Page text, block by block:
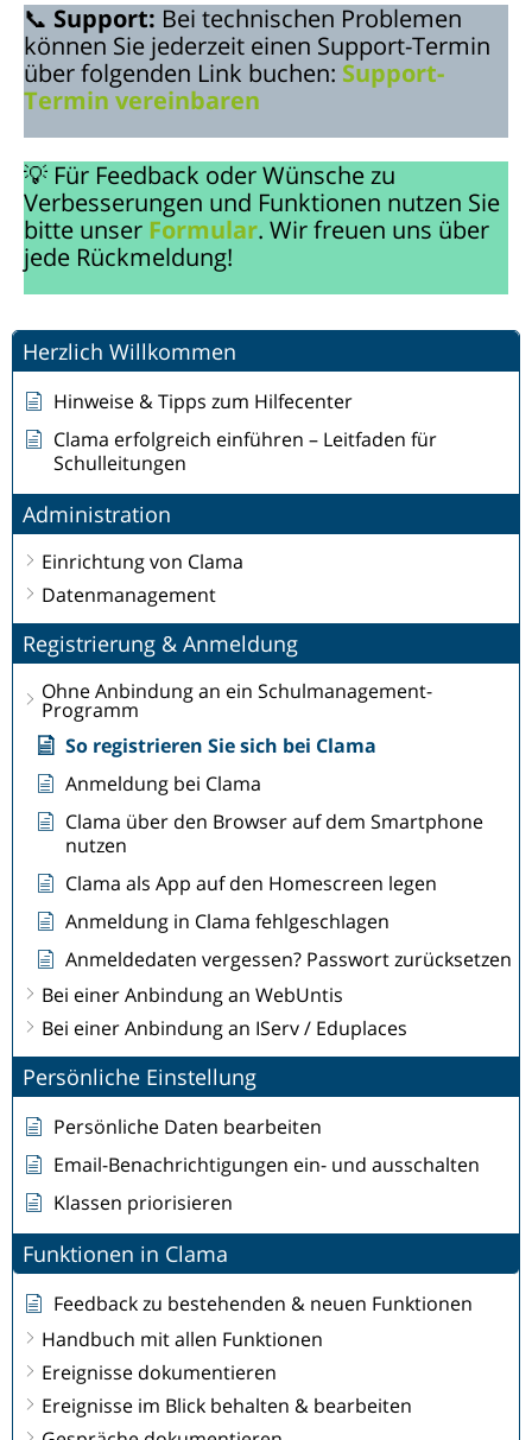
Herzlich Willkommen
Hinweise & Tipps zum Hilfecenter
Clama erfolgreich einführen – Leitfaden für
Schulleitungen
Administration
Einrichtung von Clama
Datenmanagement
Registrierung & Anmeldung
Ohne Anbindung an ein Schulmanagement-
Programm
So registrieren Sie sich bei Clama
Anmeldung bei Clama
Clama über den Browser auf dem Smartphone
nutzen
Clama als App auf den Homescreen legen
Anmeldung in Clama fehlgeschlagen
Anmeldedaten vergessen? Passwort zurücksetzen
Bei einer Anbindung an WebUntis
Bei einer Anbindung an IServ / Eduplaces
Persönliche Einstellung
Persönliche Daten bearbeiten
Email-Benachrichtigungen ein- und ausschalten
Klassen priorisieren
Funktionen in Clama
Feedback zu bestehenden & neuen Funktionen
Handbuch mit allen Funktionen
Ereignisse dokumentieren
Ereignisse im Blick behalten & bearbeiten
📞 Support: Bei technischen Problemen
können Sie jederzeit einen Support-Termin
über folgenden Link buchen: Support-
Termin vereinbaren
💡 Für Feedback oder Wünsche zu
Verbesserungen und Funktionen nutzen Sie
bitte unser Formular. Wir freuen uns über
jede Rückmeldung!